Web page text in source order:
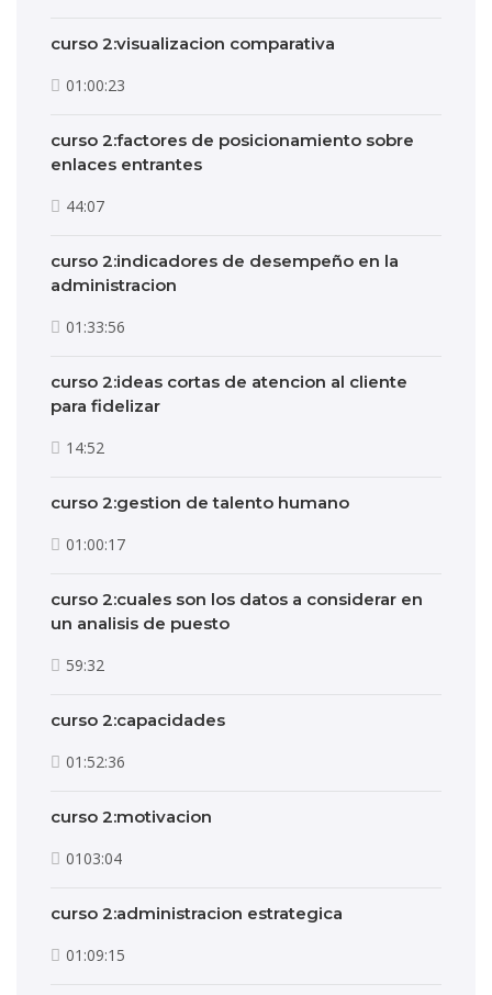
curso 2:visualizacion comparativa
01:00:23
curso 2:factores de posicionamiento sobre
enlaces entrantes
44:07
curso 2:indicadores de desempeño en la
administracion
01:33:56
curso 2:ideas cortas de atencion al cliente
para fidelizar
14:52
curso 2:gestion de talento humano
01:00:17
curso 2:cuales son los datos a considerar en
un analisis de puesto
59:32
curso 2:capacidades
01:52:36
curso 2:motivacion
0103:04
curso 2:administracion estrategica
01:09:15